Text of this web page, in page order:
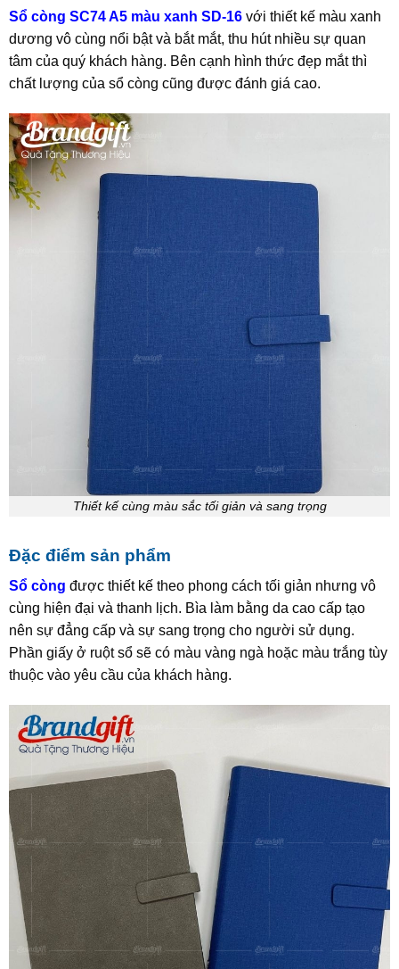
Sổ còng SC74 A5 màu xanh SD-16với thiết kế màu xanh
dương vô cùng nổi bật và bắt mắt, thu hút nhiều sự quan
tâm của quý khách hàng. Bên cạnh hình thức đẹp mắt thì
chất lượng của sổ còng cũng được đánh giá cao.
Thiết kế cùng màu sắc tối giản và sang trọng
Đặc điểm sản phẩm
Sổ còng được thiết kế theo phong cách tối giản nhưng vô
cùng hiện đại và thanh lịch. Bìa làm bằng da cao cấp tạo
nên sự đẳng cấp và sự sang trọng cho người sử dụng.
Phần giấy ở ruột sổ sẽ có màu vàng ngà hoặc màu trắng tùy
thuộc vào yêu cầu của khách hàng.